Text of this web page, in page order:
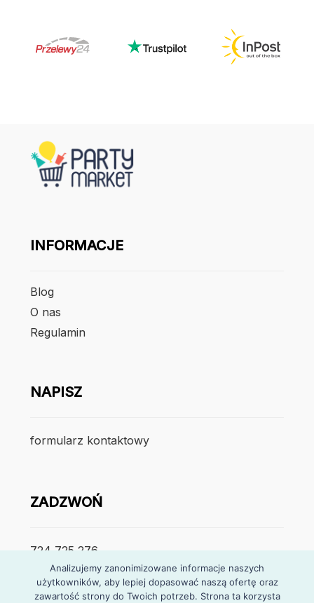
INFORMACJE
Blog
O nas
Regulamin
NAPISZ
formularz kontaktowy
ZADZWOŃ
724 725 276
poniedzialek – piątek
Analizujemy zanonimizowane informacje naszych
użytkowników, aby lepiej dopasować naszą ofertę oraz
zawartość strony do Twoich potrzeb. Strona ta korzysta